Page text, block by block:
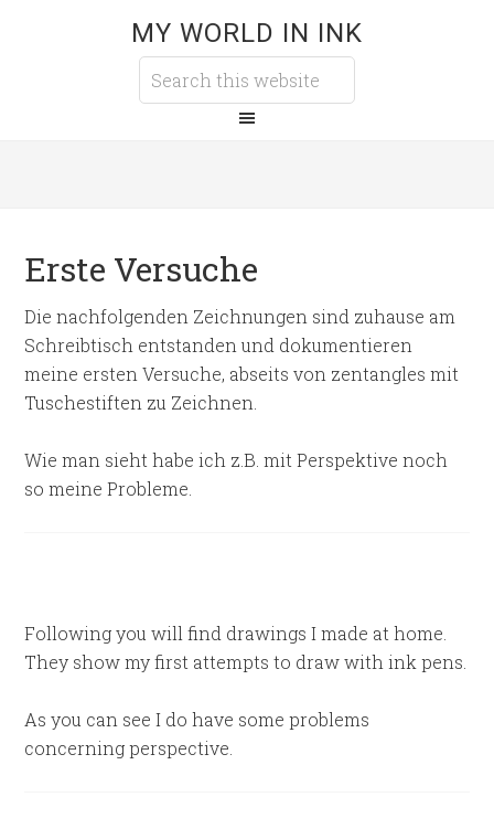
MY WORLD IN INK
Erste Versuche
Die nachfolgenden Zeichnungen sind zuhause am
Schreibtisch entstanden und dokumentieren
meine ersten Versuche, abseits von zentangles mit
Tuschestiften zu Zeichnen.
Wie man sieht habe ich z.B. mit Perspektive noch
so meine Probleme.
Following you will find drawings I made at home.
They show my first attempts to draw with ink pens.
As you can see I do have some problems
concerning perspective.